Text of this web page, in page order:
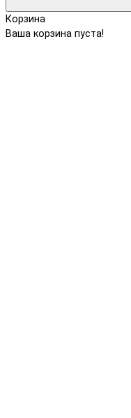
Корзина
Ваша корзина пуста!